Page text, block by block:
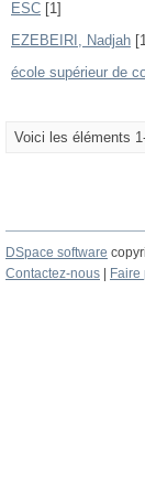
ESC [1]
EZEBEIRI, Nadjah
école supérieur de
Voici les éléments
DSpace software
Contactez-nous
Faire